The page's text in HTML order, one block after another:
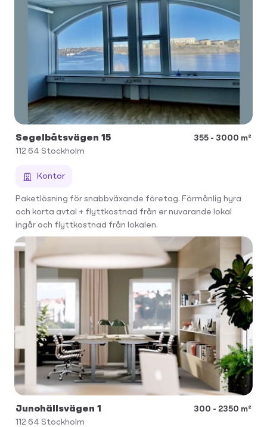
Segelbåtsvägen 15
355 - 3000 m²
112 64 Stockholm
Kontor
Paketlösning för snabbväxande företag. Förmånlig hyra
och korta avtal + flyttkostnad från er nuvarande lokal
ingår och flyttkostnad från lokalen.
Junohällsvägen 1
300 - 2350 m²
112 64 Stockholm